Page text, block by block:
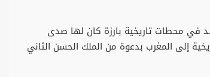
في محطات تاريخية بارزة كان لها صدى
بزيارة تاريخية إلى المغرب بدعوة من الملك الحسن الثاني